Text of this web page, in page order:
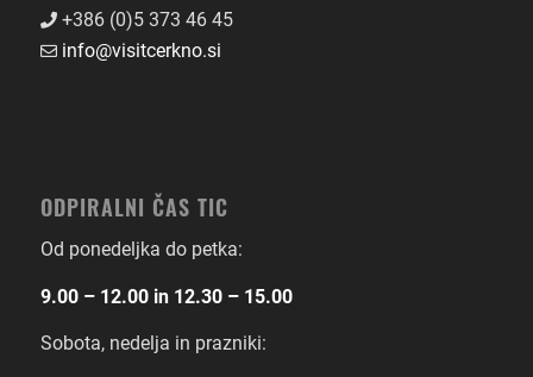
+386 (0)5 373 46 45
info@visitcerkno.si
ODPIRALNI ČAS TIC
Od ponedeljka do petka:
9.00 – 12.00 in 12.30 – 15.00
Sobota, nedelja in prazniki: